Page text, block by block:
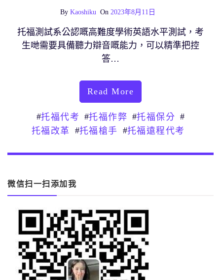
By Kaoshiku On 2023年8月11日
托福測試系公認嘅高難度學術英語水平測試，考
生哋需要具備聽力辯音嘅能力，可以精準把控
答…
Read More
#托福代考 #托福作弊 #托福保分 #
托福改革
#托福槍手 #托福遠程代考
微信扫一扫添加我